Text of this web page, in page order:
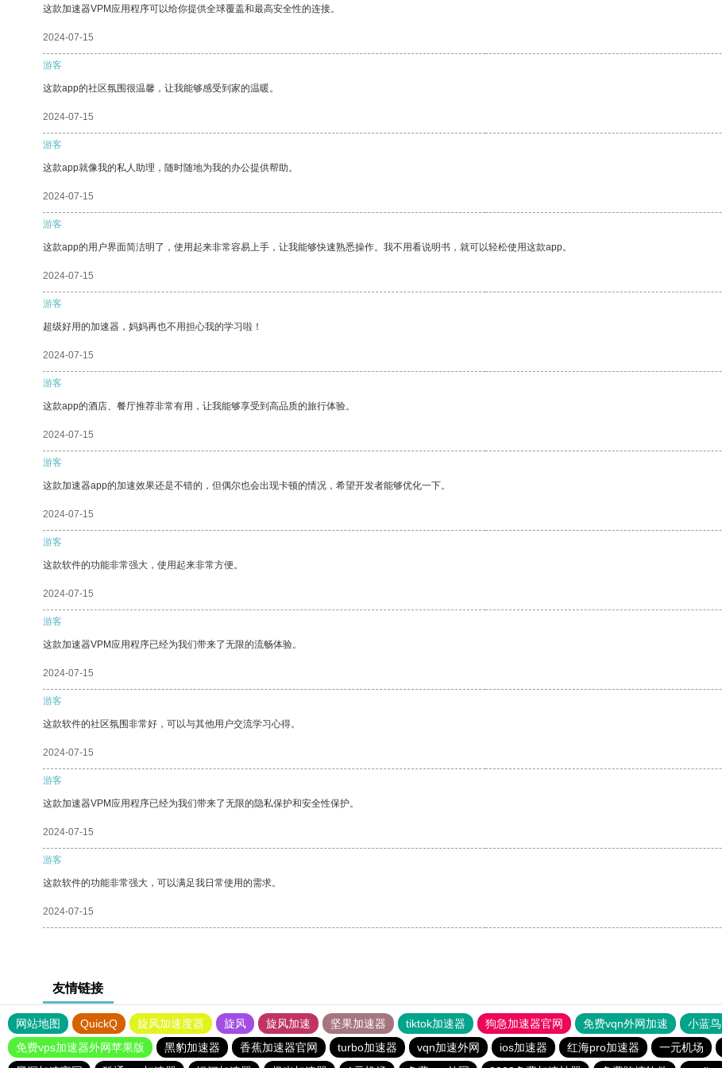
这款加速器VPM应用程序可以给你提供全球覆盖和最高安全性的连接。
2024-07-15
游客
这款app的社区氛围很温馨，让我能够感受到家的温暖。
2024-07-15
游客
这款app就像我的私人助理，随时随地为我的办公提供帮助。
2024-07-15
游客
这款app的用户界面简洁明了，使用起来非常容易上手，让我能够快速熟悉操作。我不用看说明书，就可以轻松使用这款app。
2024-07-15
游客
超级好用的加速器，妈妈再也不用担心我的学习啦！
2024-07-15
游客
这款app的酒店、餐厅推荐非常有用，让我能够享受到高品质的旅行体验。
2024-07-15
游客
这款加速器app的加速效果还是不错的，但偶尔也会出现卡顿的情况，希望开发者能够优化一下。
2024-07-15
游客
这款软件的功能非常强大，使用起来非常方便。
2024-07-15
游客
这款加速器VPM应用程序已经为我们带来了无限的流畅体验。
2024-07-15
游客
这款软件的社区氛围非常好，可以与其他用户交流学习心得。
2024-07-15
游客
这款加速器VPM应用程序已经为我们带来了无限的隐私保护和安全性保护。
2024-07-15
游客
这款软件的功能非常强大，可以满足我日常使用的需求。
2024-07-15
友情链接
网站地图 QuickQ 旋风加速度器 旋风 旋风加速 坚果加速器 tiktok加速器 狗急加速器官网 免费vqn外网加速 小蓝鸟
免费vps加速器外网苹果版
黑豹加速器 香蕉加速器官网 turbo加速器 vqn加速外网 ios加速器 红海pro加速器 一元机场